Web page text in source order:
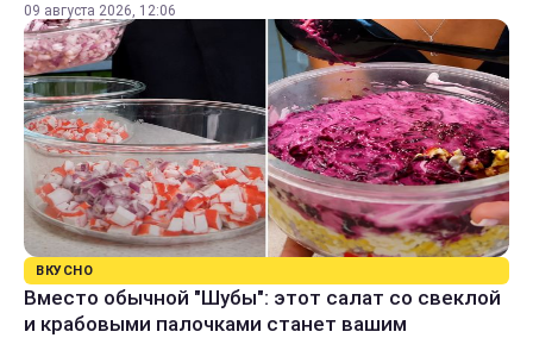
09 августа 2026, 12:06
ВКУСНО
Вместо обычной "Шубы": этот салат со свеклой
и крабовыми палочками станет вашим